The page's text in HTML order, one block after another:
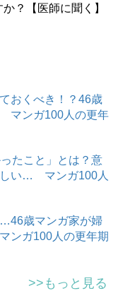
？【医師に聞く】
おくべき！？46歳
マンガ100人の更年
たこと」とは？意
しい… マンガ100人
歳マンガ家が婦
ンガ100人の更年期
>>もっと見る